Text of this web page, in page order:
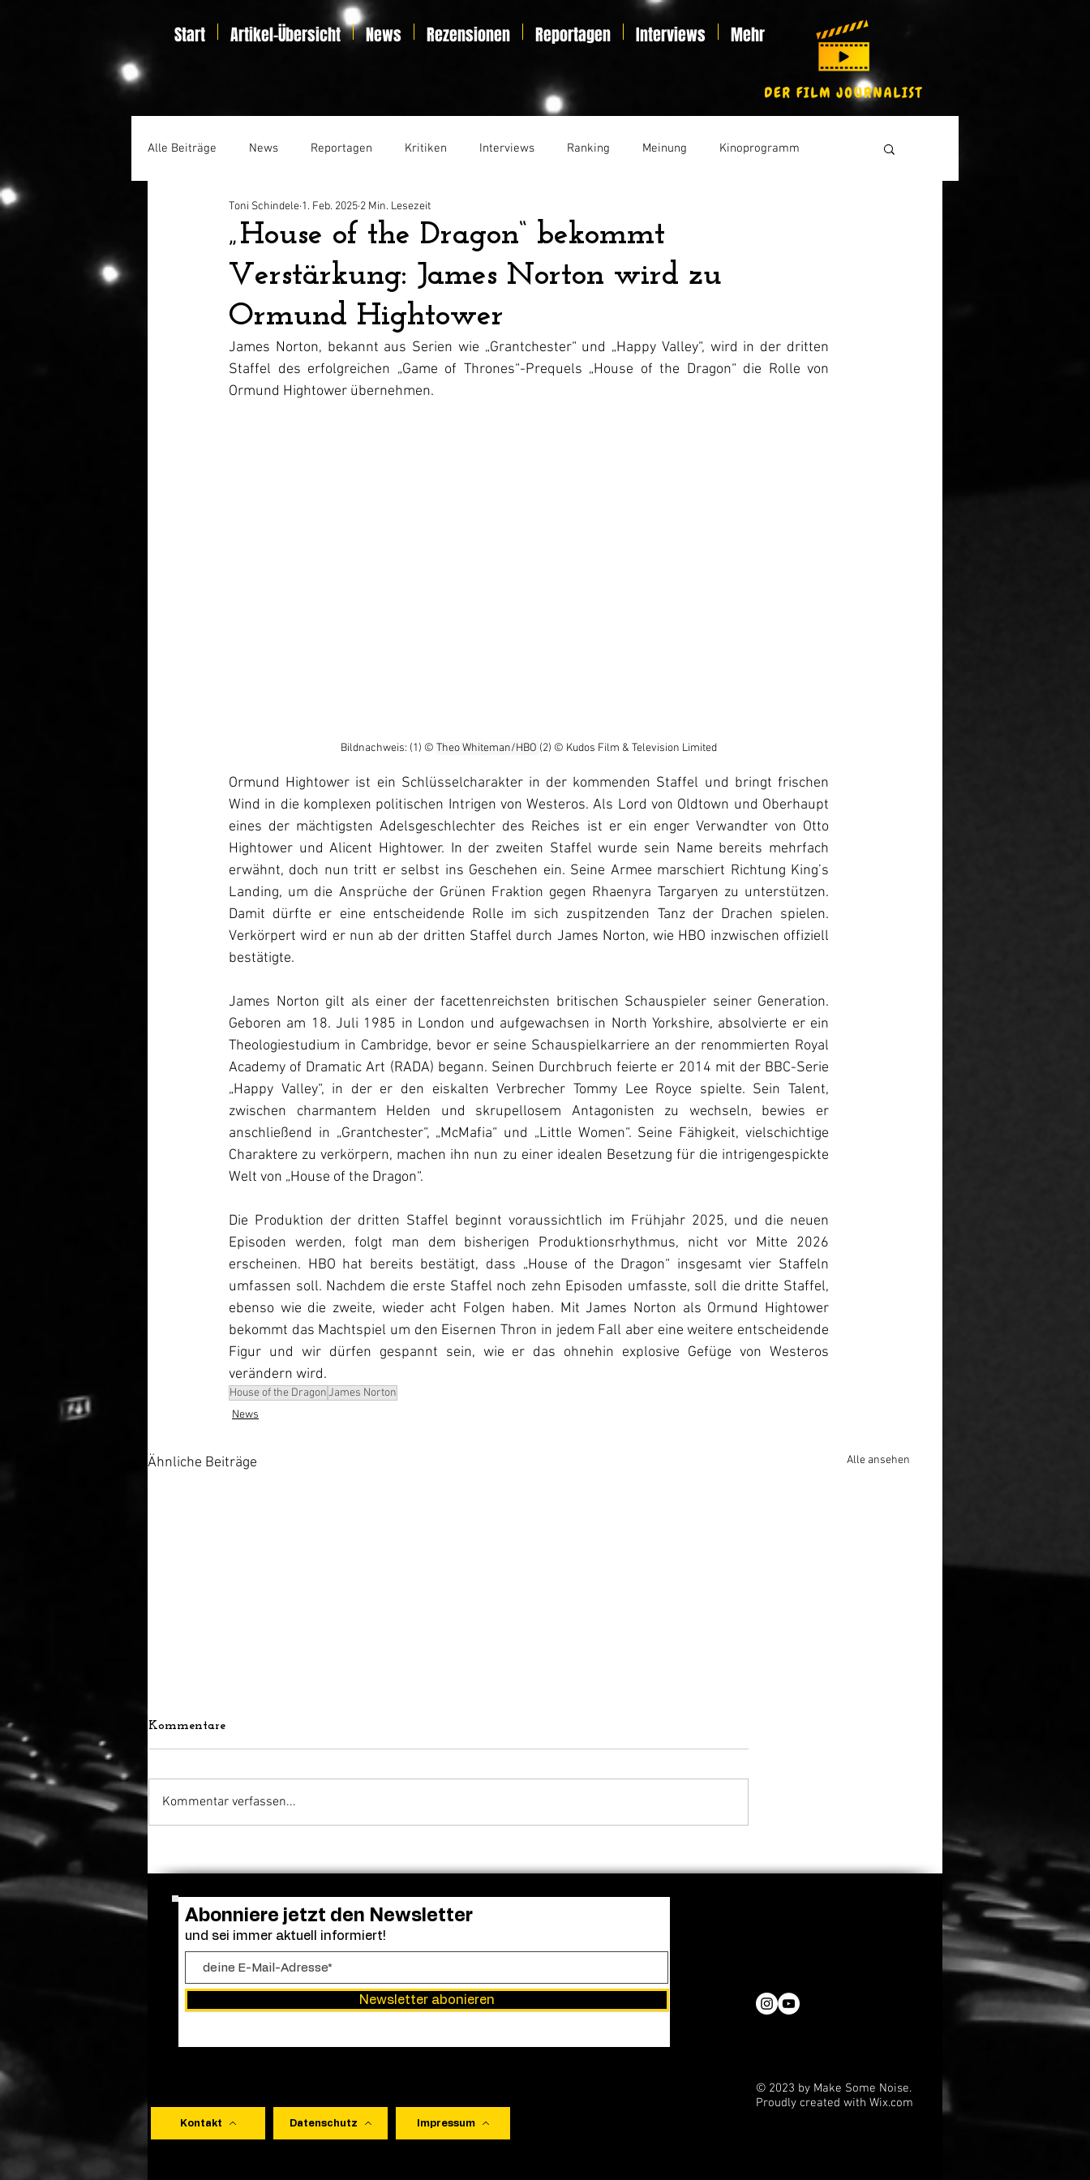
Start Artikel-Übersicht News Rezensionen Reportagen Interviews Mehr
Alle Beiträge News Reportagen Kritiken Interviews Ranking Meinung Kinoprogramm
Home Entertainment Essay
„House of the Dragon“ bekommt
Verstärkung: James Norton wird zu
Ormund Hightower
Toni Schindele 1. Feb. 2025 2 Min. Lesezeit
James Norton, bekannt aus Serien wie „Grantchester“ und „Happy Valley“, wird in der dritten
Staffel des erfolgreichen „Game of Thrones“-Prequels „House of the Dragon“ die Rolle von
Ormund Hightower übernehmen.
Bildnachweis: (1) © Theo Whiteman/HBO (2) © Kudos Film & Television Limited
Ormund Hightower ist ein Schlüsselcharakter in der kommenden Staffel und bringt frischen
Wind in die komplexen politischen Intrigen von Westeros. Als Lord von Oldtown und Oberhaupt
eines der mächtigsten Adelsgeschlechter des Reiches ist er ein enger Verwandter von Otto
Hightower und Alicent Hightower. In der zweiten Staffel wurde sein Name bereits mehrfach
erwähnt, doch nun tritt er selbst ins Geschehen ein. Seine Armee marschiert Richtung King’s
Landing, um die Ansprüche der Grünen Fraktion gegen Rhaenyra Targaryen zu unterstützen.
Damit dürfte er eine entscheidende Rolle im sich zuspitzenden Tanz der Drachen spielen.
Verkörpert wird er nun ab der dritten Staffel durch James Norton, wie HBO inzwischen offiziell
bestätigte.
James Norton gilt als einer der facettenreichsten britischen Schauspieler seiner Generation.
Geboren am 18. Juli 1985 in London und aufgewachsen in North Yorkshire, absolvierte er ein
Theologiestudium in Cambridge, bevor er seine Schauspielkarriere an der renommierten Royal
Academy of Dramatic Art (RADA) begann. Seinen Durchbruch feierte er 2014 mit der BBC-Serie
„Happy Valley“, in der er den eiskalten Verbrecher Tommy Lee Royce spielte. Sein Talent,
zwischen charmantem Helden und skrupellosem Antagonisten zu wechseln, bewies er
anschließend in „Grantchester“, „McMafia“ und „Little Women“. Seine Fähigkeit, vielschichtige
Charaktere zu verkörpern, machen ihn nun zu einer idealen Besetzung für die intrigengespickte
Welt von „House of the Dragon“.
Die Produktion der dritten Staffel beginnt voraussichtlich im Frühjahr 2025, und die neuen
Episoden werden, folgt man dem bisherigen Produktionsrhythmus, nicht vor Mitte 2026
erscheinen. HBO hat bereits bestätigt, dass „House of the Dragon“ insgesamt vier Staffeln
umfassen soll. Nachdem die erste Staffel noch zehn Episoden umfasste, soll die dritte Staffel,
ebenso wie die zweite, wieder acht Folgen haben. Mit James Norton als Ormund Hightower
bekommt das Machtspiel um den Eisernen Thron in jedem Fall aber eine weitere entscheidende
Figur und wir dürfen gespannt sein, wie er das ohnehin explosive Gefüge von Westeros
verändern wird.
House of the DragonJames Norton
News
Ähnliche Beiträge Alle ansehen
die alte Clique: Dreharbeiten
in a Cornfield 2“ erhält
Einreichungen: Oscar-
Kommentare
Kommentar verfassen...
Abonniere jetzt den Newsletter
und sei immer aktuell informiert!
Newsletter abonieren
Kontakt Datenschutz Impressum
© 2023 by Make Some Noise.
Proudly created with Wix.com